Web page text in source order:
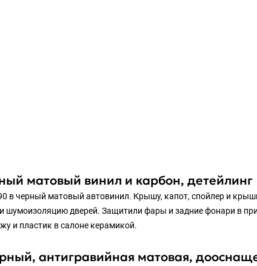
матовый винил и карбон, детейлинг
в черный матовый автовинил. Крышу, капот, спойлер и
шумоизоляцию дверей. Защитили фары и задние фонари в
и пластик в салоне керамикой.
антигравийная матовая,